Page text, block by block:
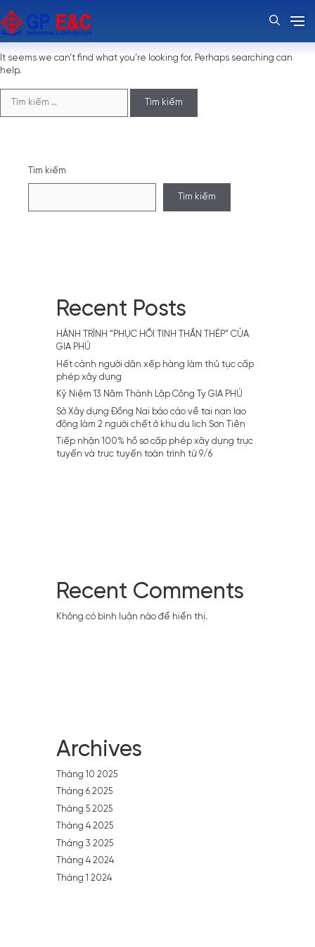
Nothing Found
It seems we can’t find what you’re looking for. Perhaps searching can
help.
kiếm
cho:
Tìm kiếm
Tìm kiếm
Recent Posts
HÀNH TRÌNH “PHỤC HỒI TINH THẦN THÉP” CỦA
GIA PHÚ
Hết cảnh người dân xếp hàng làm thủ tục cấp
phép xây dựng
Kỷ Niệm 13 Năm Thành Lập Công Ty GIA PHÚ
Sở Xây dựng Đồng Nai báo cáo về tai nạn lao
động làm 2 người chết ở khu du lịch Sơn Tiên
Tiếp nhận 100% hồ sơ cấp phép xây dựng trực
tuyến và trực tuyến toàn trình từ 9/6
Recent Comments
Không có bình luận nào để hiển thị.
Archives
Tháng 10 2025
Tháng 6 2025
Tháng 5 2025
Tháng 4 2025
Tháng 3 2025
Tháng 4 2024
Tháng 1 2024